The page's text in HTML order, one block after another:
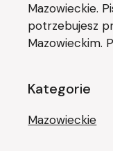
Mazowieckie.
potrzebujesz
Mazowieckim.
Kategorie
Mazowieckie